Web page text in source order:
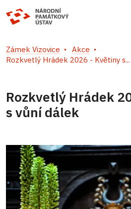
Zámek Vizovice
Akce
Rozkvetlý Hrádek 2026 - Květiny s...
Rozkvetlý Hrádek
s vůní dálek